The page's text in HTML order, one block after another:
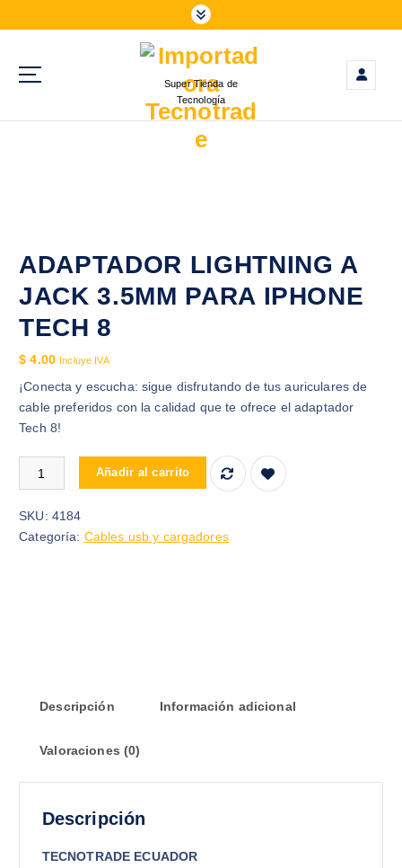
a
Super Tienda de
Tecnología
ADAPTADOR LIGHTNING A
JACK 3.5MM PARA IPHONE
TECH 8
$ 4.00 Incluye IVA
¡Conecta y escucha: sigue disfrutando de tus auriculares de
cable preferidos con la calidad que te ofrece el adaptador
Tech 8!
ADAPTADOR LIGHTNING A JACK 3.5MM PARA IPHONE TECH 8
Añadir al carrito
SKU: 4184
Categoría: Cables usb y cargadores
Descripción Información adicional
Valoraciones (0)
Descripción
TECNOTRADE ECUADOR